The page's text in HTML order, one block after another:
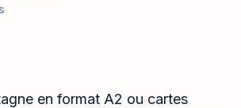
en format A2 ou cartes